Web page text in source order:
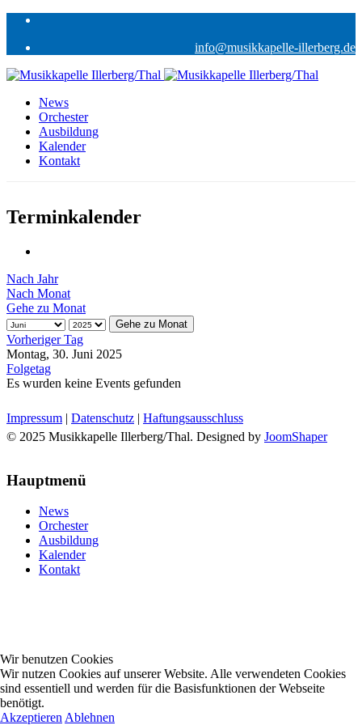
info@musikkapelle-illerberg.de
News
Orchester
Ausbildung
Kalender
Kontakt
Terminkalender
Nach Jahr
Nach Monat
Gehe zu Monat
Gehe zu Monat
Vorheriger Tag
Montag, 30. Juni 2025
Folgetag
Es wurden keine Events gefunden
Impressum | Datenschutz | Haftungsausschluss
© 2025 Musikkapelle Illerberg/Thal. Designed by JoomShaper
Hauptmenü
News
Orchester
Ausbildung
Kalender
Kontakt
Wir benutzen Cookies
Wir nutzen Cookies auf unserer Website. Alle verwendeten Cookies
sind essentiell und werden für die Basisfunktionen der Webseite
benötigt.
Akzeptieren Ablehnen